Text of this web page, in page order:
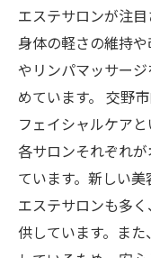
エステサロンが注
身体の軽さの維持
やリンパマッサー
めています。 交野
フェイシャルケア
各サロンそれぞれ
ています。新しい
エステサロンも多
供しています。ま